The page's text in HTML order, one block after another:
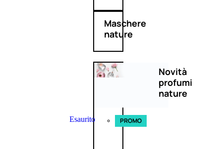
Maschere
nature
Novità
profumi
nature
Esaurito PROMO